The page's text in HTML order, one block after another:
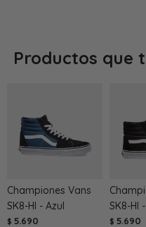
Productos que
Championes Vans
SK8-HI - Azul
$ 5.690
SK8-HI
$ 5.690